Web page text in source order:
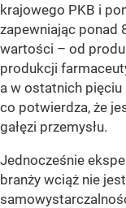
krajowego PKB i
zapewniając ponad
wartości – od
produkcji
a w ostatnich pięciu
co potwierdza, że
gałęzi przemysłu.
Jednocześnie
branży wciąż nie